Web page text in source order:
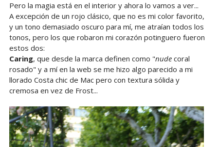
Pero la magia está en el interior y ahora lo vamos a ver...
A excepción de un rojo clásico, que no es mi color favorito,
y un tono demasiado oscuro para mí, me atraían todos los
tonos, pero los que robaron mi corazón potinguero fueron
estos dos:
Caring, que desde la marca definen como "nudecoral
rosado" y a mí en la web se me hizo algo parecido a mi
llorado Costa chic de Mac pero con textura sólida y
cremosa en vez de Frost...